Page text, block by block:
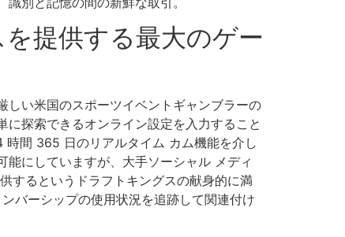
提供する最大のゲー
しい米国のスポーツイベントギャンブラーの
探索できるオンライン設定を入力すること
間 365 日のリアルタイム カム機能を介し
にしていますが、大手ソーシャル メディ
するというドラフトキングスの献身的に満
バーシップの使用状況を追跡して関連付け